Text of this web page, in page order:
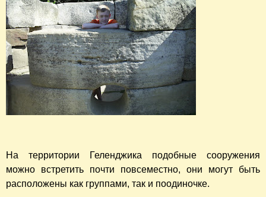
На территории Геленджика подобные сооружения
можно встретить почти повсеместно, они могут быть
расположены как группами, так и поодиночке.